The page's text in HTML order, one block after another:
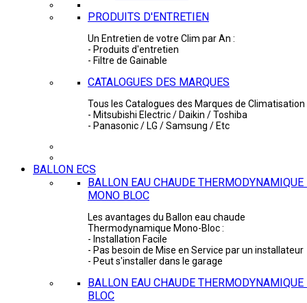
PRODUITS D'ENTRETIEN
Un Entretien de votre Clim par An :
- Produits d'entretien
- Filtre de Gainable
CATALOGUES DES MARQUES
Tous les Catalogues des Marques de Climatisation
- Mitsubishi Electric / Daikin / Toshiba
- Panasonic / LG / Samsung / Etc
BALLON ECS
BALLON EAU CHAUDE THERMODYNAMIQUE
MONO BLOC
Les avantages du Ballon eau chaude
Thermodynamique Mono-Bloc :
- Installation Facile
- Pas besoin de Mise en Service par un installateur
- Peut s'installer dans le garage
BALLON EAU CHAUDE
BLOC